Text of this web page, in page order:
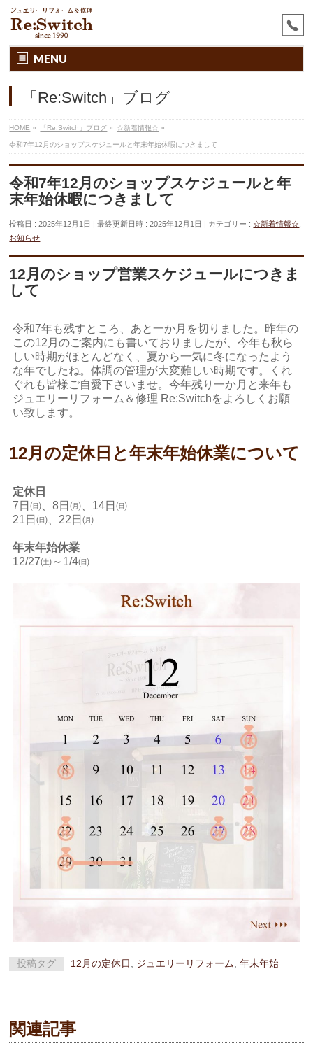
MENU
「Re:Switch」ブログ
HOME » 「Re:Switch」ブログ » ☆新着情報☆ »
令和7年12月のショップスケジュールと年末年始休暇につきまして
令和7年12月のショップスケジュールと年
末年始休暇につきまして
投稿日 : 2025年12月1日 最終更新日時 : 2025年12月1日 カテゴリー : ☆新着情報☆
お知らせ
12月のショップ営業スケジュールにつきま
して
令和7年も残すところ、あと一か月を切りました。昨年の
この12月のご案内にも書いておりましたが、今年も秋ら
しい時期がほとんどなく、夏から一気に冬になったよう
な年でしたね。体調の管理が大変難しい時期です。くれ
ぐれも皆様ご自愛下さいませ。今年残り一か月と来年も
ジュエリーリフォーム＆修理 Re:Switchをよろしくお願
い致します。
12月の定休日と年末年始休業について
定休日
7日㈰、8日㈪、14日㈰
21日㈰、22日㈪
年末年始休業
12/27㈯～1/4㈰
投稿タグ 12月の定休日 ジュエリーリフォーム ,年末年始
関連記事